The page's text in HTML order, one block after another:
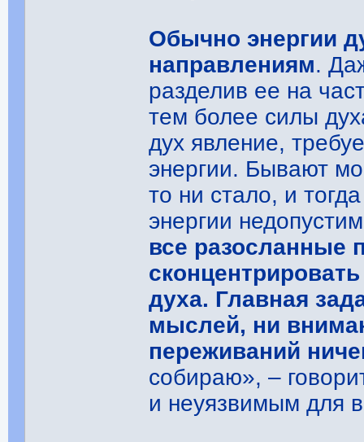
Обычно энергии
направлениям.
разделив ее на
тем более силы
дух явление,
энергии. Бывают
то ни стало, и
энергии
все разосланные
духа. Главная
мыслей, ни
переживаний
собираю», –
и неуязвимым для